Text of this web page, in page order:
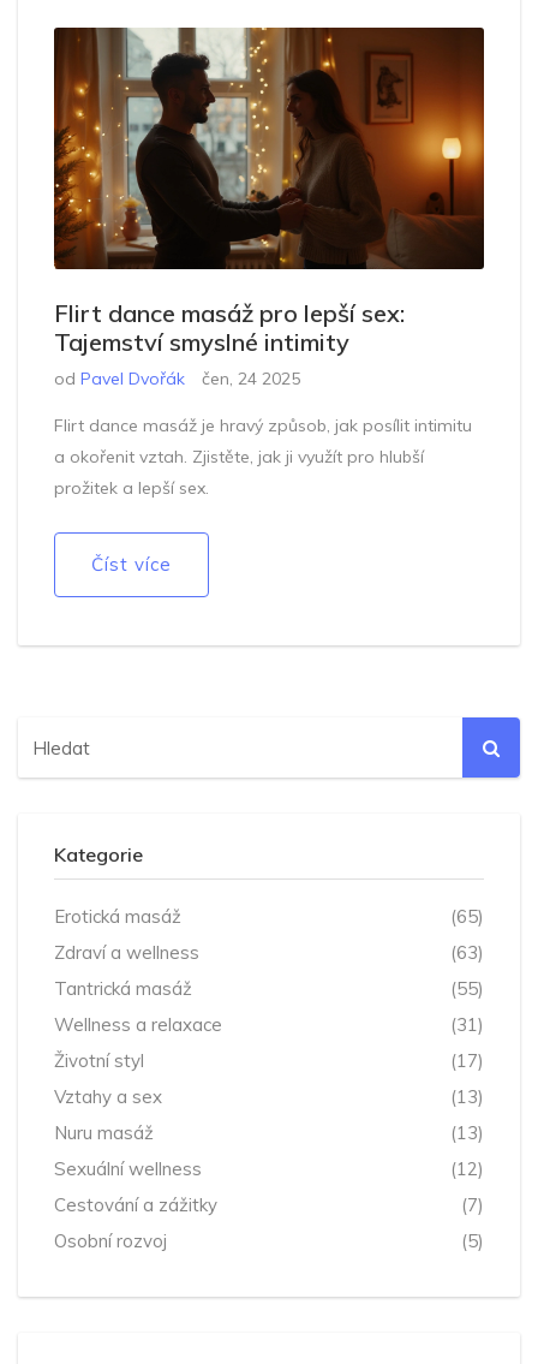
Flirt dance masáž pro lepší sex:
Tajemství smyslné intimity
od Pavel Dvořák čen, 24 2025
Flirt dance masáž je hravý způsob, jak posílit intimitu
a okořenit vztah. Zjistěte, jak ji využít pro hlubší
prožitek a lepší sex.
Číst více
Kategorie
Erotická masáž
(65)
Zdraví a wellness
(63)
Tantrická masáž
(55)
Wellness a relaxace
(31)
Životní styl
(17)
Vztahy a sex
(13)
Nuru masáž
(13)
Sexuální wellness
(12)
Cestování a zážitky
(7)
Osobní rozvoj
(5)